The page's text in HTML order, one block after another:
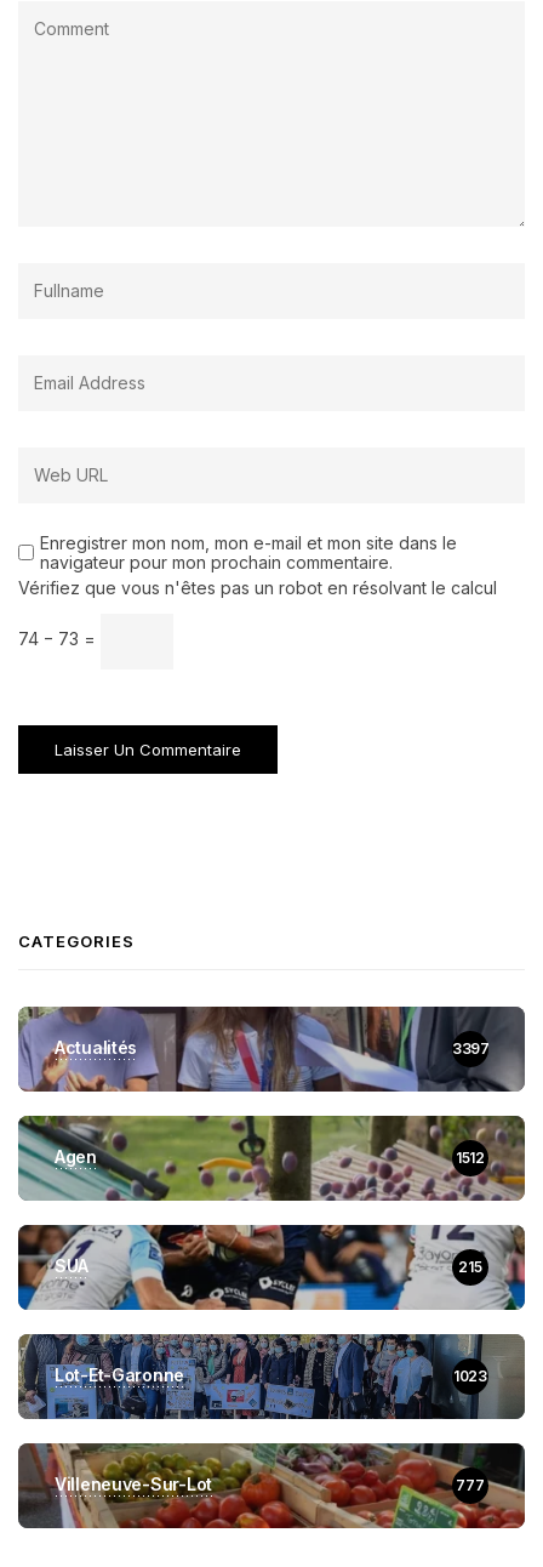
Enregistrer mon nom, mon e-mail et mon site dans le
navigateur pour mon prochain commentaire.
Vérifiez que vous n'êtes pas un robot en résolvant le calcul
74 − 73 =
CATEGORIES
Actualités 3397
Agen 1512
SUA 215
Lot-Et-Garonne 1023
Villeneuve-Sur-Lot 777